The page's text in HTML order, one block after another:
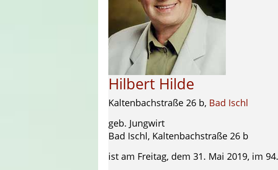
Hilbert Hilde
Kaltenbachstraße 26 b, Bad Ischl
geb. Jungwirt
Bad Ischl, Kaltenbachstraße 26 b
ist am Freitag, dem 31. Mai 2019, im